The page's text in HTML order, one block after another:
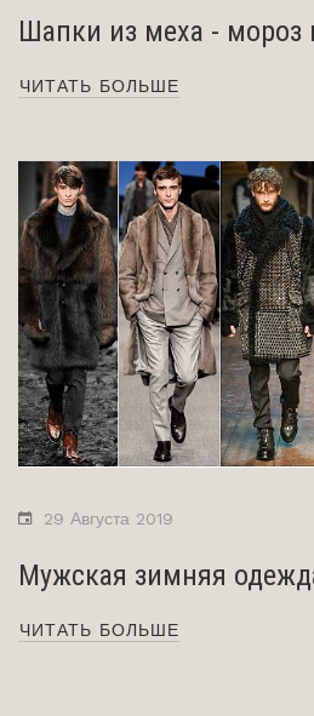
Шапки из меха - мороз
ЧИТАТЬ БОЛЬШЕ
29 Августа 2019
Мужская зимняя
ЧИТАТЬ БОЛЬШЕ